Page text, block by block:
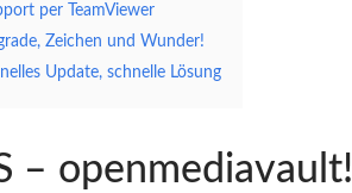
per TeamViewer
Zeichen und Wunder!
Update, schnelle Lösung
– openmediavault!